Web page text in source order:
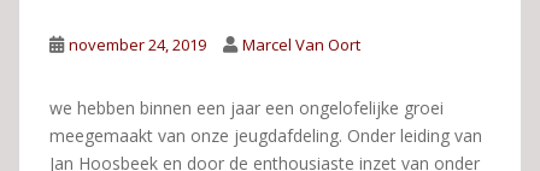
november 24, 2019 Marcel Van Oort
we hebben binnen een jaar een ongelofelijke groei
meegemaakt van onze jeugdafdeling. Onder leiding van
Jan Hoosbeek en door de enthousiaste inzet van onder